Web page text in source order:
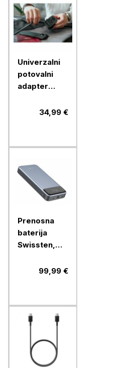
Univerzalni
potovalni
adapter
30W USB-C
49545
34,99 €
Prenosna
baterija
Swissten,
133W PD99,99 €